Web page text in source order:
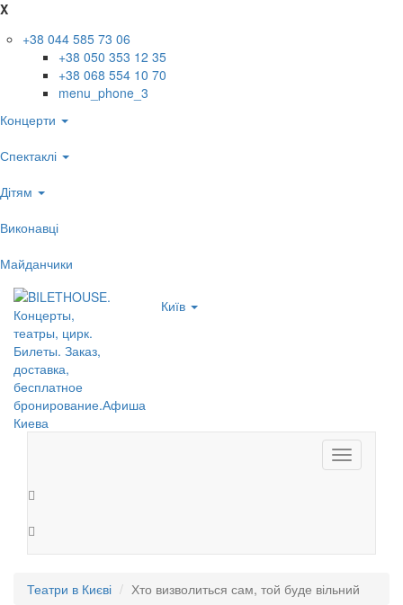
X
+38 044 585 73 06
+38 050 353 12 35
+38 068 554 10 70
menu_phone_3
Концерти
Спектаклі
Дітям
Виконавці
Майданчики
Київ
Toggle
navigation
Театри в Києві Хто визволиться сам, той буде вільний